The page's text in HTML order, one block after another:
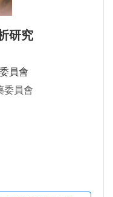
研究
員會
委員會